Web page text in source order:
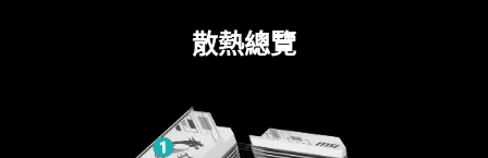
散熱總覽
DIY 2.0 – 整合系統環境
頭)，並可以連接 MSI 散熱器和機殼，進行整合同
步。
Cooling Wizard 是一個全面的風扇設定管理解決方
案，並適用於所有 MSI 產品。不論是系統風扇、
能和噪音達到自己可以接受的平衡點，只需一鍵即
可輕鬆控制。